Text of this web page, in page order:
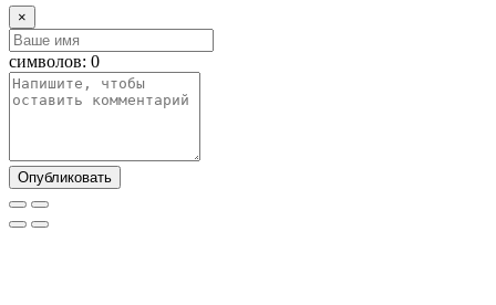
×
символов: 0
Опубликовать